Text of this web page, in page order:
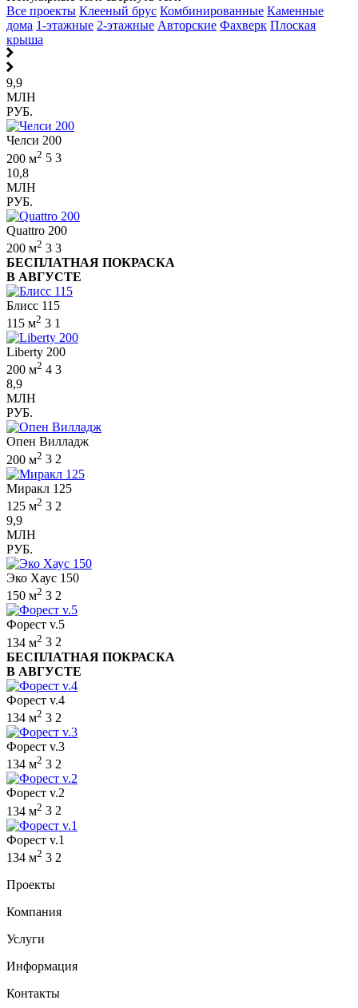
Все проекты Клееный брус Комбинированные Каменные
дома 1-этажные 2-этажные Авторские Фахверк Плоская
крыша
9,9
МЛН
РУБ.
Челси 200
200 м2 5 3
10,8
МЛН
РУБ.
Quattro 200
200 м2 3 3
БЕСПЛАТНАЯ ПОКРАСКА
В АВГУСТЕ
Блисс 115
115 м2 3 1
Liberty 200
200 м2 4 3
8,9
МЛН
РУБ.
Опен Вилладж
200 м2 3 2
Миракл 125
125 м2 3 2
9,9
МЛН
РУБ.
Эко Хаус 150
150 м2 3 2
Форест v.5
134 м2 3 2
БЕСПЛАТНАЯ ПОКРАСКА
В АВГУСТЕ
Форест v.4
134 м2 3 2
Форест v.3
134 м2 3 2
Форест v.2
134 м2 3 2
Форест v.1
134 м2 3 2
Проекты
Компания
Услуги
Информация
Контакты